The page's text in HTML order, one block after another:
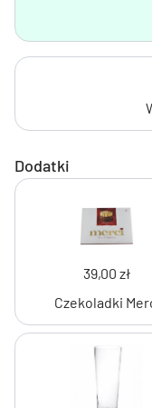
Dodatki
39,00 zł
Czekoladki